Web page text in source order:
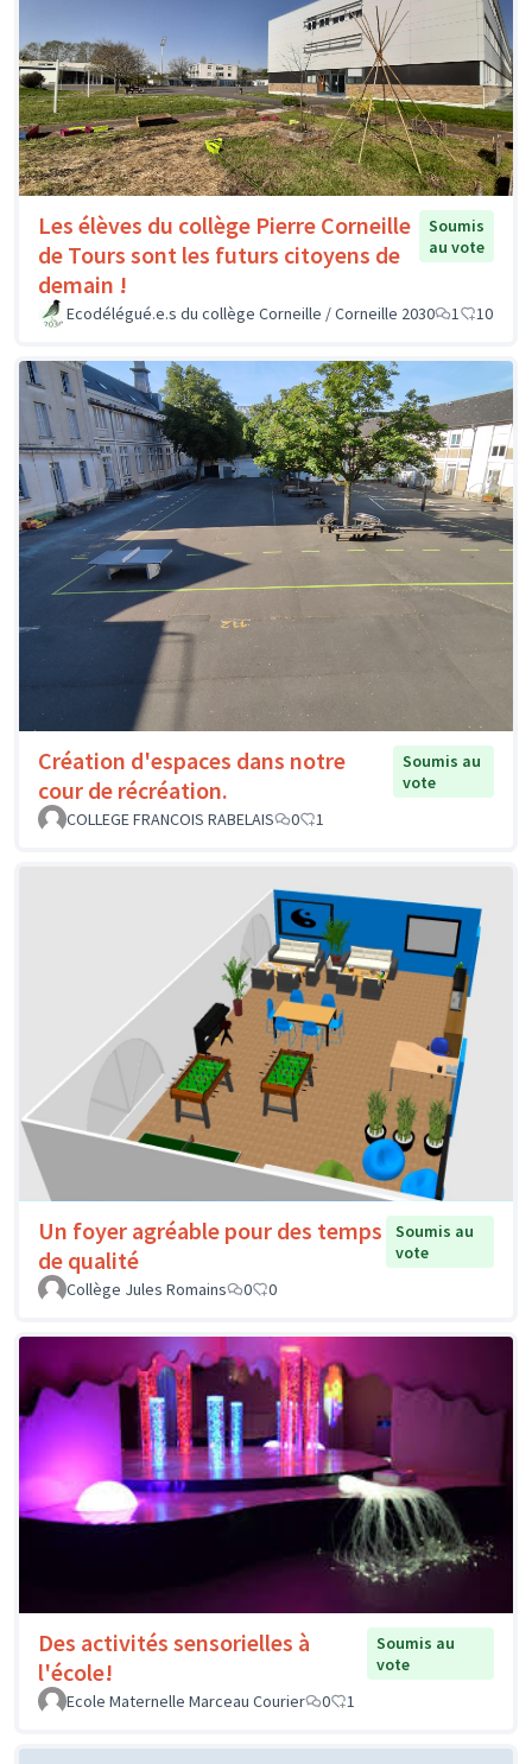
Les élèves du collège Pierre Corneille
de Tours sont les futurs citoyens de
demain !
Soumis
au vote
Ecodélégué.e.s du collège Corneille / Corneille 2030 1 10
Création d'espaces dans notre
cour de récréation.
Soumis au
vote
COLLEGE FRANCOIS RABELAIS
0 1
Un foyer agréable pour des temps
de qualité
Soumis au
vote
Collège Jules Romains
0 0
Des activités sensorielles à
l'école!
Soumis au
vote
Ecole Maternelle Marceau Courier
0 1